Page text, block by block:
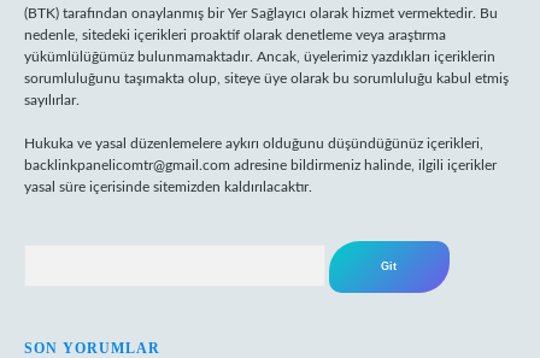
(BTK) tarafından onaylanmış bir Yer Sağlayıcı olarak hizmet vermektedir. Bu
nedenle, sitedeki içerikleri proaktif olarak denetleme veya araştırma
yükümlülüğümüz bulunmamaktadır. Ancak, üyelerimiz yazdıkları içeriklerin
sorumluluğunu taşımakta olup, siteye üye olarak bu sorumluluğu kabul etmiş
sayılırlar.
Hukuka ve yasal düzenlemelere aykırı olduğunu düşündüğünüz içerikleri,
backlinkpanelicomtr@gmail.com adresine bildirmeniz halinde, ilgili içerikler
yasal süre içerisinde sitemizden kaldırılacaktır.
SON YORUMLAR